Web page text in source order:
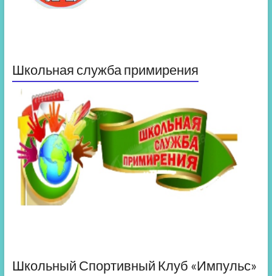
Школьная служба примирения
Школьный Спортивный Клуб «Импульс»